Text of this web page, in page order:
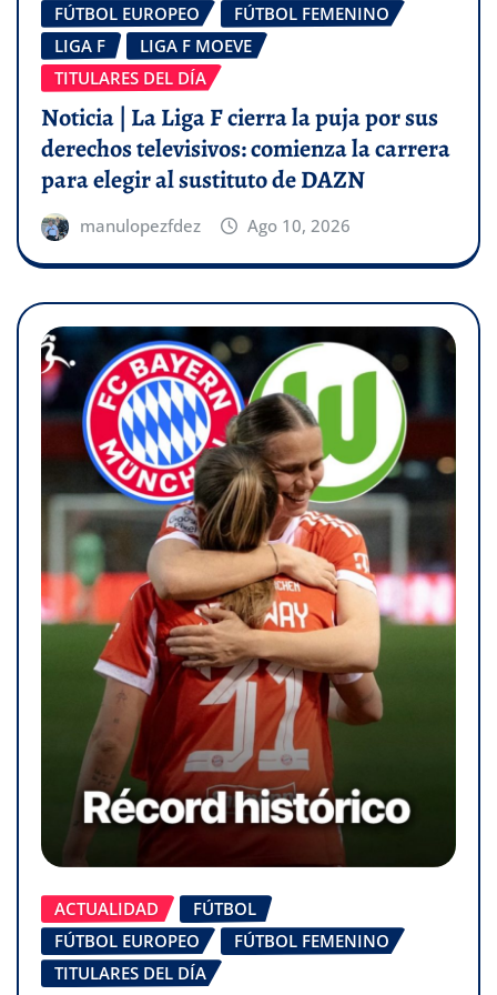
FÚTBOL EUROPEO
FÚTBOL FEMENINO
LIGA F
LIGA F MOEVE
TITULARES DEL DÍA
Noticia | La Liga F cierra la puja por sus
derechos televisivos: comienza la carrera
para elegir al sustituto de DAZN
manulopezfdez Ago 10, 2026
ACTUALIDAD
FÚTBOL
FÚTBOL EUROPEO
FÚTBOL FEMENINO
TITULARES DEL DÍA